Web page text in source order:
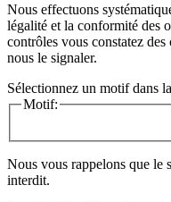
Nous effectuons
légalité et la conformité des
contrôles vous constatez
nous le signaler.
Sélectionnez un motif dans
Motif:
Nous vous rappelons que le
interdit.